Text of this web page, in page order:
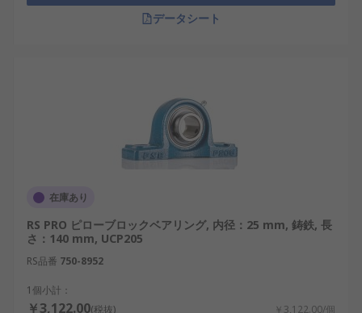
安定した軸支持性能：振動を抑え、回転精度
た性能を発揮します。例として、風力発電設
備や生産ラインがあります。
設計の汎用性：さまざまなサイズや構成があ
り、装置設計に柔軟に対応できます。例とし
ります。
経済性の高さ：初期の価格や値段を考慮して
も、長期運用ではコスパに優れます。例とし
て、定期稼働する輸送設備や監視装置があり
ます。
データシート
在庫あり
RS PRO ピローブロックベアリング, 内径：25 mm, 鋳鉄, 長
さ：140 mm, UCP205
RS品番 750-8952
1個小計：
￥3,122.00(税抜) ￥3,122.00/個